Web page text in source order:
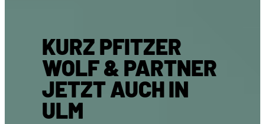
KURZ PFITZER
WOLF & PARTNER
JETZT AUCH IN
ULM